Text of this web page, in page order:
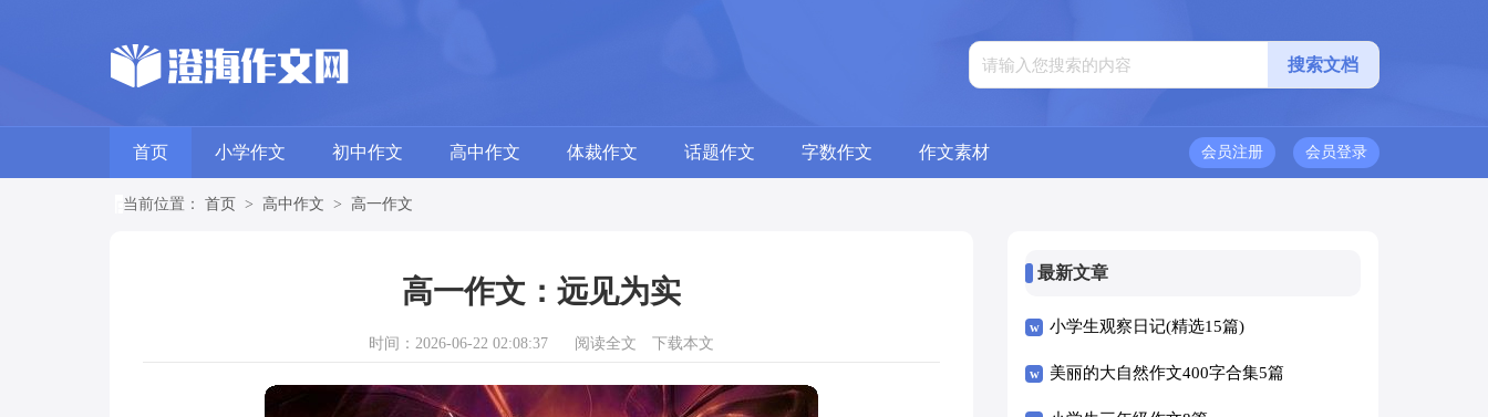
首页 小学作文 初中作文 高中作文 体裁作文 话题作文 字数作文 作文素材 会员登录
会员注册
当前位置： 首页 > 高中作文 > 高一作文
高一作文：远见为实
时间：2026-06-22 02:08:37 阅读全文 下载本文
最新文章
小学生观察日记(精选15篇)
美丽的大自然作文400字合集5篇